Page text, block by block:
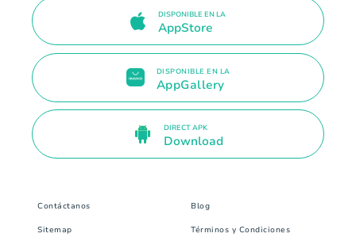
DISPONIBLE EN LA
AppStore
DISPONIBLE EN LA
AppGallery
DIRECT APK
Download
Contáctanos Blog
Sitemap Términos y Condiciones